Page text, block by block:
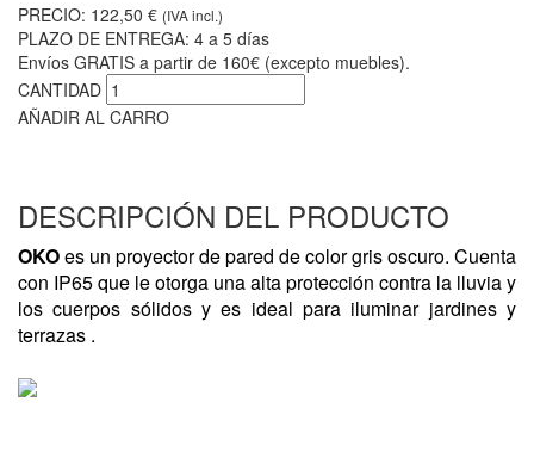
PRECIO: 122,50 € (IVA incl.)
PLAZO DE ENTREGA: 4 a 5 días
Envíos GRATIS a partir de 160€ (excepto muebles).
CANTIDAD
AÑADIR AL CARRO
DESCRIPCIÓN DEL PRODUCTO
OKOes un proyector de pared de color gris oscuro. Cuenta
con IP65 que le otorga una alta protección contra la lluvia y
los cuerpos sólidos y es ideal para iluminar jardines y
terrazas .